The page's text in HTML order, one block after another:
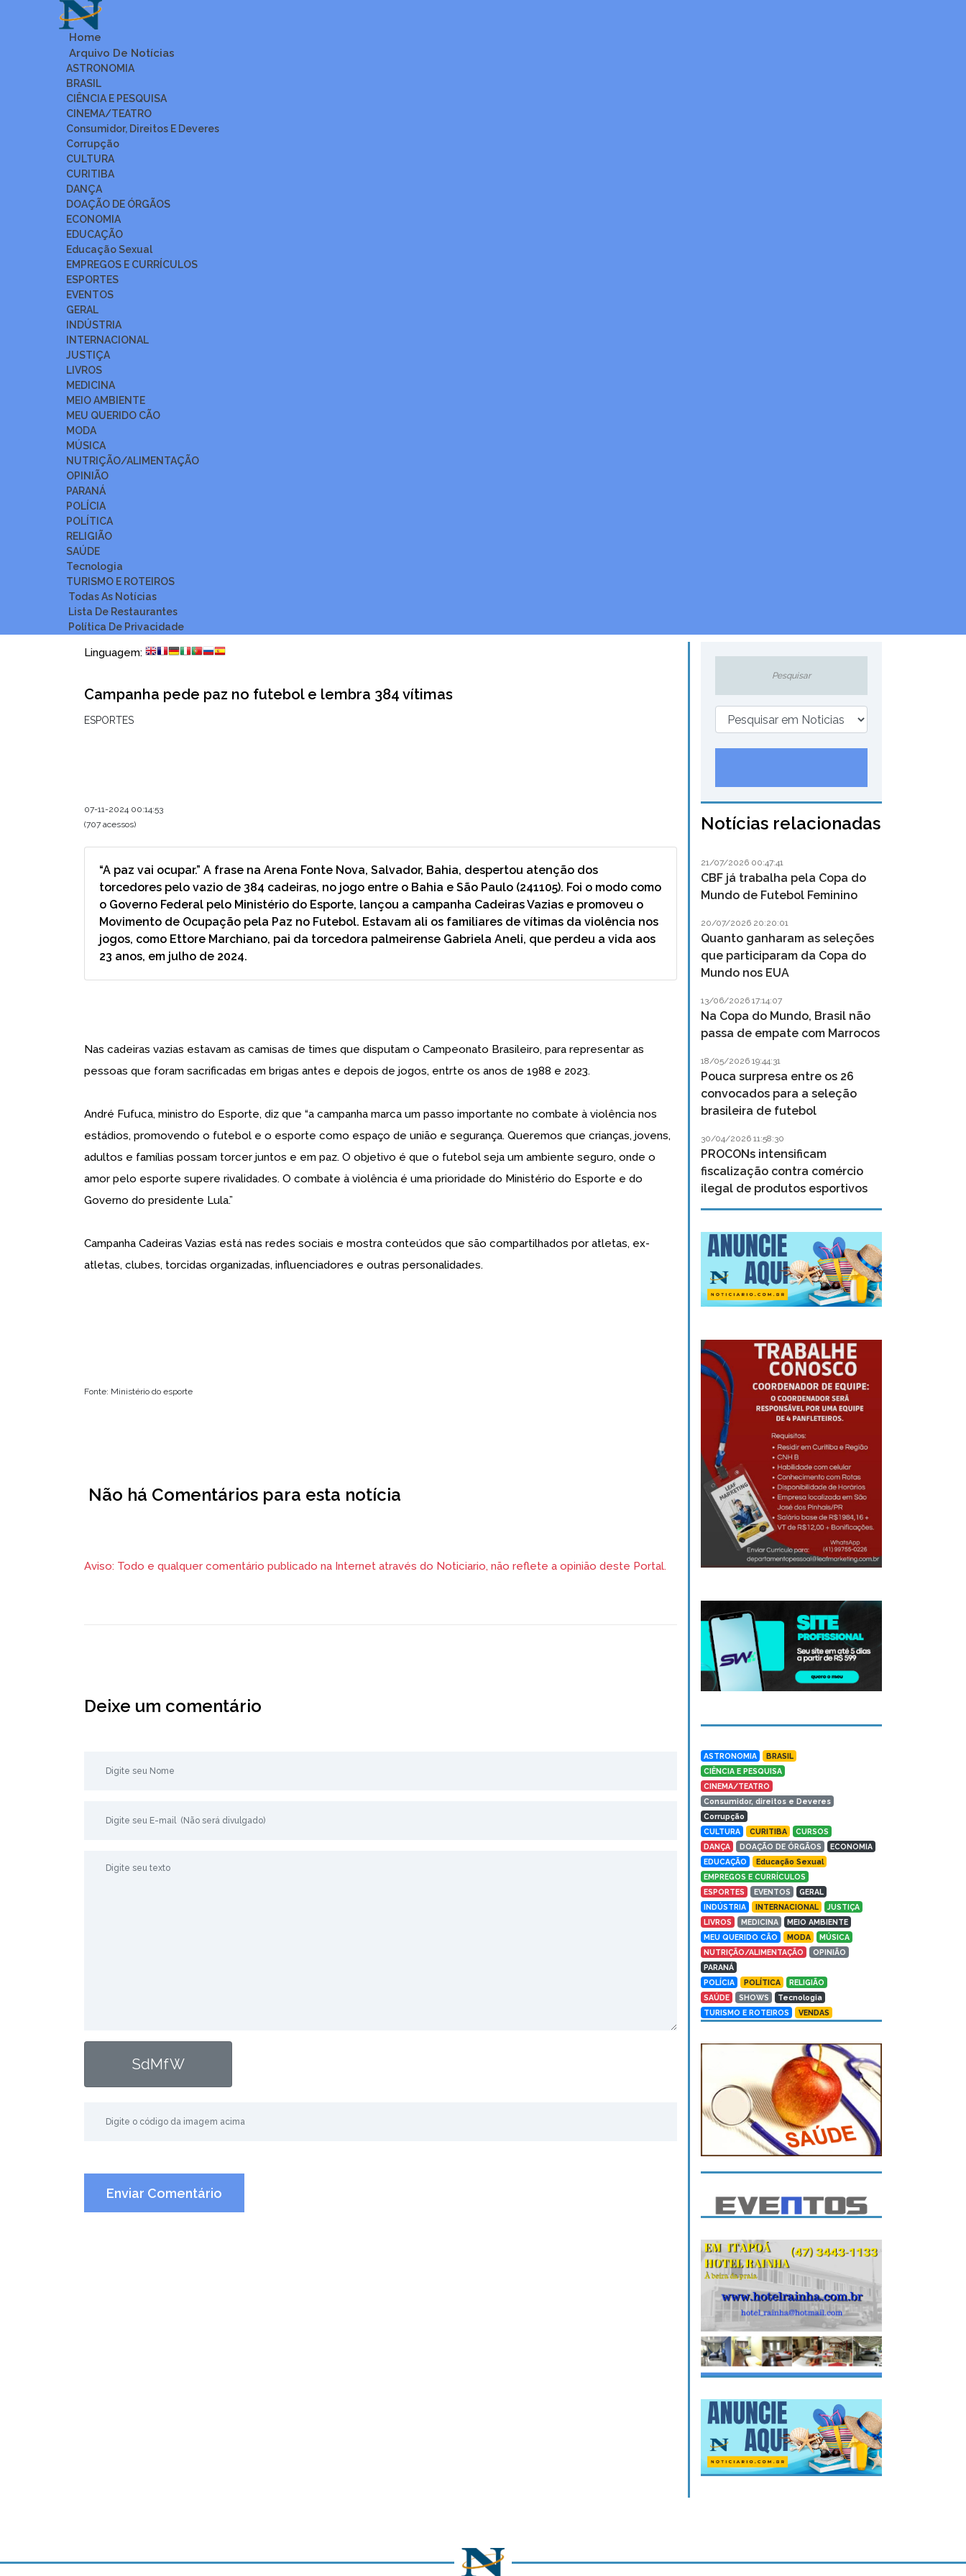
Home
Arquivo De Notícias
ASTRONOMIA
BRASIL
CIÊNCIA E PESQUISA
CINEMA/TEATRO
Consumidor, Direitos E Deveres
Corrupção
CULTURA
CURITIBA
DANÇA
DOAÇÃO DE ÓRGÃOS
ECONOMIA
EDUCAÇÃO
Educação Sexual
EMPREGOS E CURRÍCULOS
ESPORTES
EVENTOS
GERAL
INDÚSTRIA
INTERNACIONAL
JUSTIÇA
LIVROS
MEDICINA
MEIO AMBIENTE
MEU QUERIDO CÃO
MODA
MÚSICA
NUTRIÇÃO/ALIMENTAÇÃO
OPINIÃO
PARANÁ
POLÍCIA
POLÍTICA
RELIGIÃO
SAÚDE
Tecnologia
TURISMO E ROTEIROS
Todas As Notícias
Lista De Restaurantes
Política De Privacidade
Linguagem:
Campanha pede paz no futebol e lembra 384 vítimas
ESPORTES
07-11-2024 00:14:53
(707 acessos)
“A paz vai ocupar.” A frase na Arena Fonte Nova, Salvador, Bahia, despertou atenção dos
torcedores pelo vazio de 384 cadeiras, no jogo entre o Bahia e São Paulo (241105). Foi o modo como
o Governo Federal pelo Ministério do Esporte, lançou a campanha Cadeiras Vazias e promoveu o
Movimento de Ocupação pela Paz no Futebol. Estavam ali os familiares de vítimas da violência nos
jogos, como Ettore Marchiano, pai da torcedora palmeirense Gabriela Aneli, que perdeu a vida aos
23 anos, em julho de 2024.
Nas cadeiras vazias estavam as camisas de times que disputam o Campeonato Brasileiro, para representar as
pessoas que foram sacrificadas em brigas antes e depois de jogos, entrte os anos de 1988 e 2023.
André Fufuca, ministro do Esporte, diz que “a campanha marca um passo importante no combate à violência nos
estádios, promovendo o futebol e o esporte como espaço de união e segurança. Queremos que crianças, jovens,
adultos e famílias possam torcer juntos e em paz. O objetivo é que o futebol seja um ambiente seguro, onde o
amor pelo esporte supere rivalidades. O combate à violência é uma prioridade do Ministério do Esporte e do
Governo do presidente Lula.”
Campanha Cadeiras Vazias está nas redes sociais e mostra conteúdos que são compartilhados por atletas, ex-
atletas, clubes, torcidas organizadas, influenciadores e outras personalidades.
Fonte: Ministério do esporte
Não há Comentários para esta notícia
Aviso: Todo e qualquer comentário publicado na Internet através do Noticiario, não reflete a opinião deste Portal.
Deixe um comentário
SdMfW
Enviar Comentário
Notícias relacionadas
21/07/2026 00:47:41
CBF já trabalha pela Copa do
Mundo de Futebol Feminino
20/07/2026 20:20:01
Quanto ganharam as seleções
que participaram da Copa do
Mundo nos EUA
13/06/2026 17:14:07
Na Copa do Mundo, Brasil não
passa de empate com Marrocos
18/05/2026 19:44:31
Pouca surpresa entre os 26
convocados para a seleção
brasileira de futebol
30/04/2026 11:58:30
PROCONs intensificam
fiscalização contra comércio
ilegal de produtos esportivos
ASTRONOMIA
BRASIL
CIÊNCIA E PESQUISA
CINEMA/TEATRO
Consumidor, direitos e Deveres
Corrupção
CULTURA
CURITIBA
CURSOS
DANÇA
DOAÇÃO DE ÓRGÃOS
ECONOMIA
EDUCAÇÃO
Educação Sexual
EMPREGOS E CURRÍCULOS
ESPORTES
EVENTOS
GERAL
INDÚSTRIA
INTERNACIONAL
JUSTIÇA
LIVROS
MEDICINA
MEIO AMBIENTE
MEU QUERIDO CÃO
MODA
MÚSICA
NUTRIÇÃO/ALIMENTAÇÃO
OPINIÃO
PARANÁ
POLÍCIA
POLÍTICA
RELIGIÃO
SAÚDE
SHOWS
Tecnologia
TURISMO E ROTEIROS
VENDAS